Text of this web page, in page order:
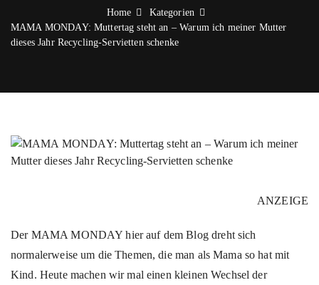
Home
Kategorien
MAMA MONDAY: Muttertag steht an – Warum ich meiner Mutter
dieses Jahr Recycling-Servietten schenke
ANZEIGE
Der MAMA MONDAY hier auf dem Blog dreht sich
normalerweise um die Themen, die man als Mama so hat mit
Kind. Heute machen wir mal einen kleinen Wechsel der